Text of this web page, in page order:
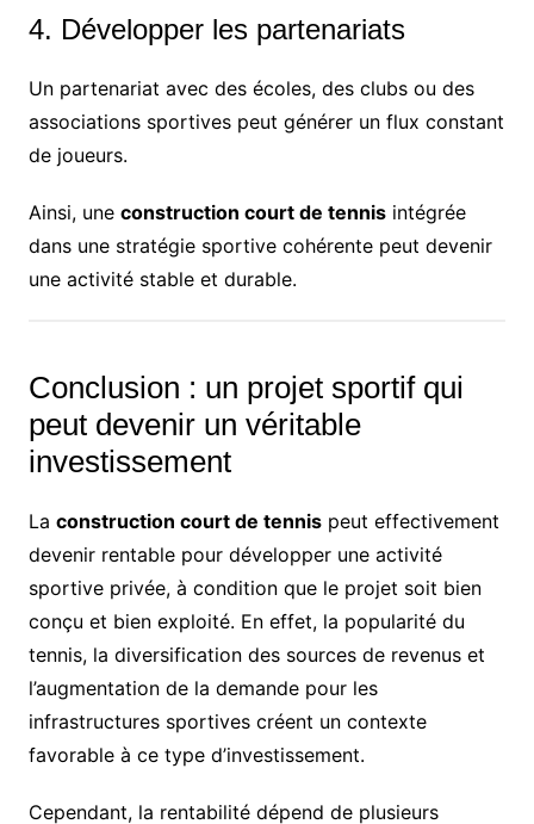
4. Développer les partenariats
Un partenariat avec des écoles, des clubs ou des
associations sportives peut générer un flux constant
de joueurs.
Ainsi, une construction court de tennisintégrée
dans une stratégie sportive cohérente peut devenir
une activité stable et durable.
Conclusion : un projet sportif qui
peut devenir un véritable
investissement
La construction court de tennispeut effectivement
devenir rentable pour développer une activité
sportive privée, à condition que le projet soit bien
conçu et bien exploité. En effet, la popularité du
tennis, la diversification des sources de revenus et
l’augmentation de la demande pour les
infrastructures sportives créent un contexte
favorable à ce type d’investissement.
Cependant, la rentabilité dépend de plusieurs